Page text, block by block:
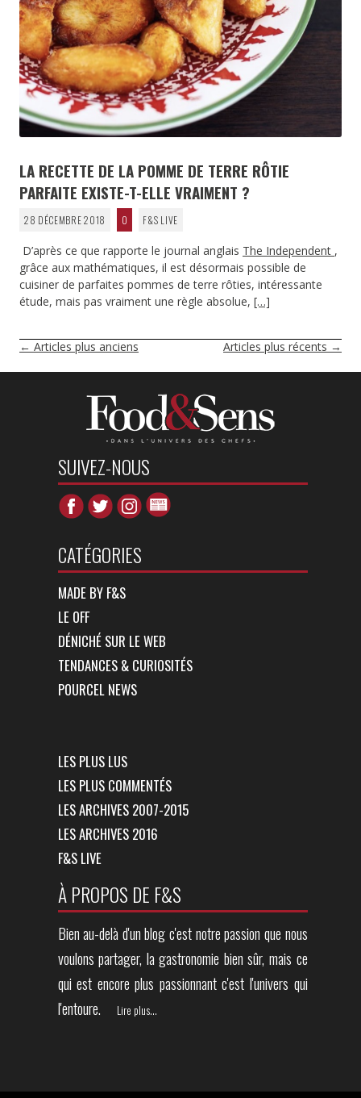
LA RECETTE DE LA POMME DE TERRE RÔTIE
PARFAITE EXISTE-T-ELLE VRAIMENT ?
28 DÉCEMBRE 2018 0 F&S LIVE
D’après ce que rapporte le journal anglais The Independent ,
grâce aux mathématiques, il est désormais possible de
cuisiner de parfaites pommes de terre rôties, intéressante
étude, mais pas vraiment une règle absolue, […]
NAVIGATION
DES
← Articles plus anciens Articles plus récents →
SUIVEZ-NOUS
CATÉGORIES
MADE BY F&S
LE OFF
DÉNICHÉ SUR LE WEB
TENDANCES & CURIOSITÉS
POURCEL NEWS
LES PLUS LUS
LES PLUS COMMENTÉS
LES ARCHIVES 2007-2015
LES ARCHIVES 2016
F&S LIVE
À PROPOS DE F&S
Bien au-delà d'un blog c'est notre passion que nous
voulons partager, la gastronomie bien sûr, mais ce
qui est encore plus passionnant c'est l'univers qui
l'entoure.
Lire plus...